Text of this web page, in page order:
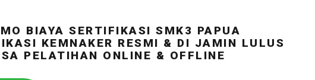
BIAYA SERTIFIKASI SMK3 PAPUA
KEMNAKER RESMI & DI JAMIN LULUS
PELATIHAN ONLINE & OFFLINE